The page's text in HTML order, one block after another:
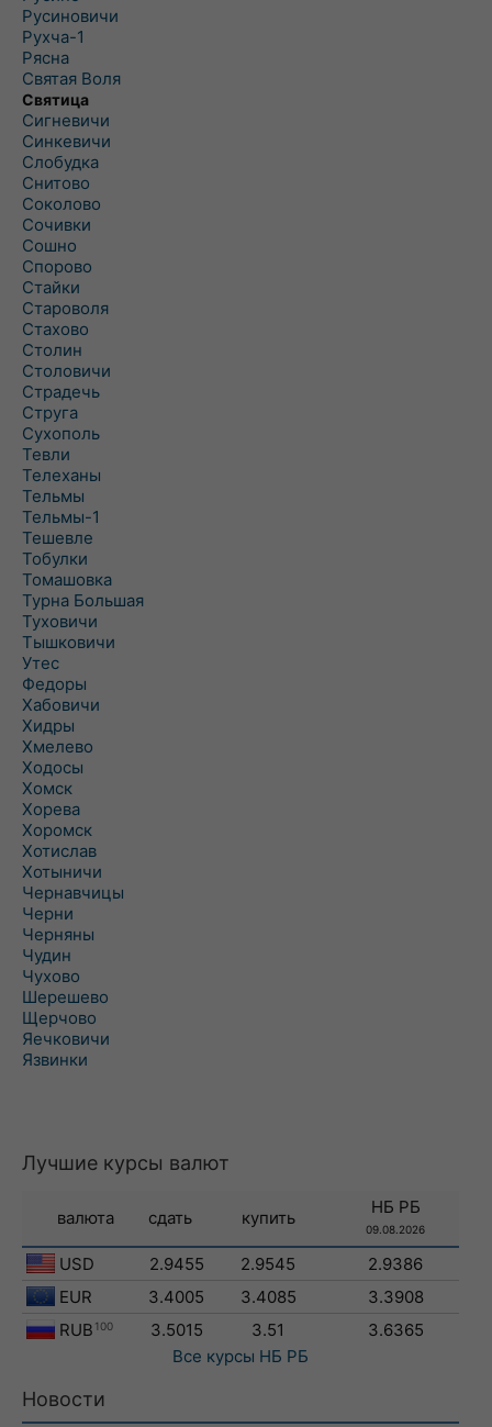
Русиновичи
Рухча-1
Рясна
Святая Воля
Святица
Сигневичи
Синкевичи
Слобудка
Снитово
Соколово
Сочивки
Сошно
Спорово
Стайки
Староволя
Стахово
Столин
Столовичи
Страдечь
Струга
Сухополь
Тевли
Телеханы
Тельмы
Тельмы-1
Тешевле
Тобулки
Томашовка
Турна Большая
Туховичи
Тышковичи
Утес
Федоры
Хабовичи
Хидры
Хмелево
Ходосы
Хомск
Хорева
Хоромск
Хотислав
Хотыничи
Чернавчицы
Черни
Черняны
Чудин
Чухово
Шерешево
Щерчово
Яечковичи
Язвинки
Лучшие курсы валют
валюта сдать купить
НБ РБ
09.08.2026
USD 2.9455 2.9545
2.9386
EUR
3.4005 3.4085
3.3908
RUB 100 3.5015 3.51
3.6365
Все курсы НБ РБ
Новости